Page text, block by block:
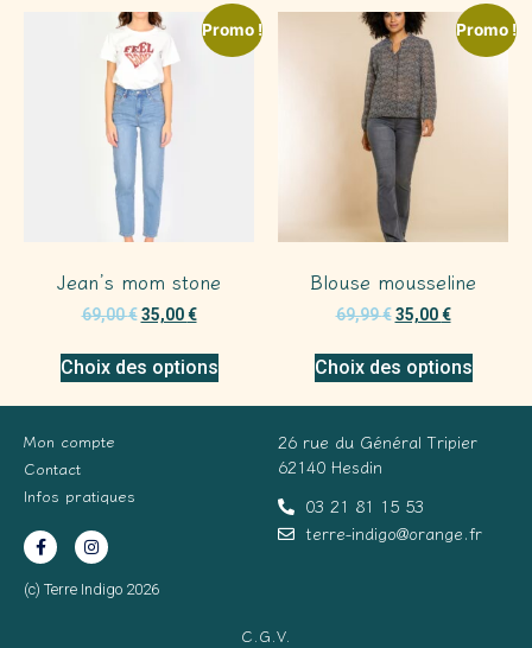
Promo !
Jean’s mom stone
69,00€ 35,00€
Choix des options
Promo !
Blouse mousseline
69,99€ 35,00€
Choix des options
Mon compte
Contact
Infos pratiques
(c) Terre Indigo 2026
26 rue du Général Tripier
62140 Hesdin
03 21 81 15 53
terre-indigo@orange.fr
C.G.V.